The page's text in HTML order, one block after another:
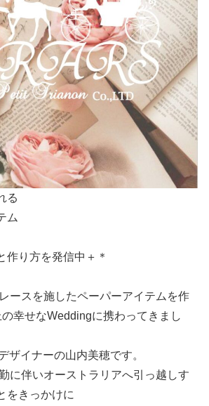
る
ム
作り方を発信中＋＊
ースを施したペーパーアイテムを作
幸せなWeddingに携わってきまし
ザイナーの山内美穂です。
に伴いオーストラリアへ引っ越しす
をきっかけに